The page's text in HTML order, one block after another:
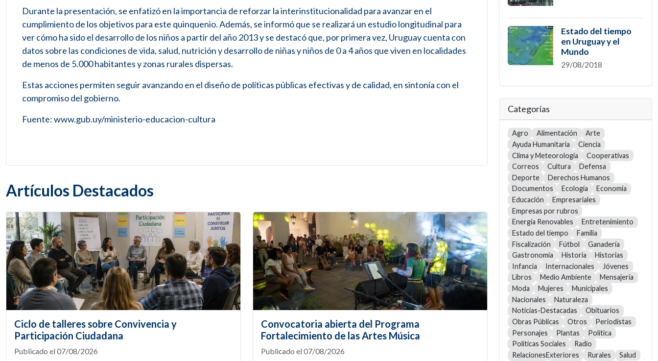
Durante la presentación, se enfatizó en la importancia de reforzar la interinstitucionalidad para avanzar en el
cumplimiento de los objetivos para este quinquenio. Además, se informó que se realizará un estudio longitudinal para
ver cómo ha sido el desarrollo de los niños a partir del año 2013 y se destacó que, por primera vez, Uruguay cuenta con
datos sobre las condiciones de vida, salud, nutrición y desarrollo de niñas y niños de 0 a 4 años que viven en localidades
de menos de 5.000 habitantes y zonas rurales dispersas.
Estas acciones permiten seguir avanzando en el diseño de políticas públicas efectivas y de calidad, en sintonía con el
compromiso del gobierno.
Fuente: www.gub.uy/ministerio-educacion-cultura
Artículos Destacados
Ciclo de talleres sobre Convivencia y
Participación Ciudadana
Publicado el 07/08/2026
Convocatoria abierta del Programa
Fortalecimiento de las Artes Música
Publicado el 07/08/2026
Estado del tiempo
en Uruguay y el
Mundo
29/08/2018
Categorías
Agro Alimentación
Arte
Ayuda Humanitaria
Ciencia
Clima y Meteorología
Cooperativas
Correos
Cultura
Defensa
Deporte
Derechos Humanos
Documentos
Ecología
Economía
Educación
Empresariales
Empresas por rubros
Energía Renovables
Entretenimiento
Estado del tiempo
Familia
Fiscalización
Fútbol
Ganadería
Gastronomía
Historia
Historias
Infancia
Internacionales
Jóvenes
Libros
Medio Ambiente
Mensajería
Moda
Mujeres
Municipales
Nacionales
Naturaleza
Noticias-Destacadas
Obituarios
Obras Públicas
Otros
Periodistas
Personajes
Plantas
Política
Políticas Sociales
Radio
RelacionesExteriores
Rurales
Salud